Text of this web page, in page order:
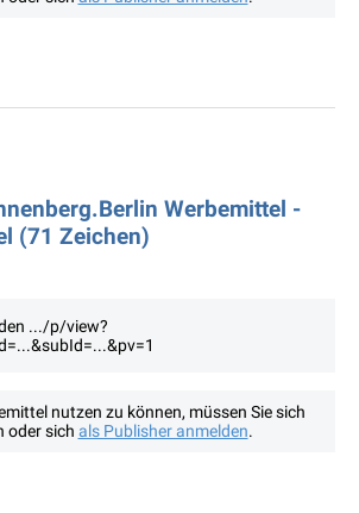
Werbemittel -
(71 Zeichen)
.../p/view?
nutzen zu können, müssen Sie sich
oder sich als Publisher anmelden.